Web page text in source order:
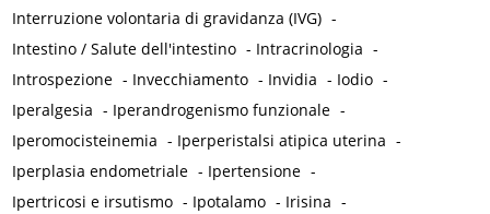
Interruzione volontaria di gravidanza (IVG) -
Intestino / Salute dell'intestino - Intracrinologia -
Introspezione - Invecchiamento - Invidia - Iodio -
Iperalgesia - Iperandrogenismo funzionale -
Iperomocisteinemia - Iperperistalsi atipica uterina -
Iperplasia endometriale - Ipertensione -
Ipertricosi e irsutismo - Ipotalamo - Irisina -